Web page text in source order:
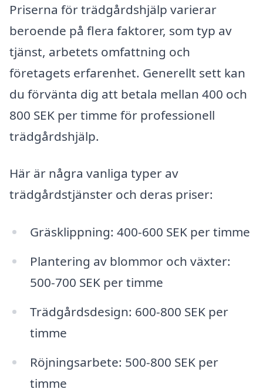
Priserna för trädgårdshjälp varierar
beroende på flera faktorer, som typ av
tjänst, arbetets omfattning och
företagets erfarenhet. Generellt sett kan
du förvänta dig att betala mellan 400 och
800 SEK per timme för professionell
trädgårdshjälp.
Här är några vanliga typer av
trädgårdstjänster och deras priser:
Gräsklippning: 400-600 SEK per timme
Plantering av blommor och växter:
500-700 SEK per timme
Trädgårdsdesign: 600-800 SEK per
timme
Röjningsarbete: 500-800 SEK per
timme